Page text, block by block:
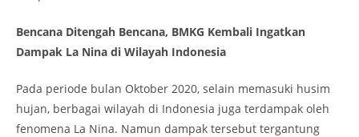
Bencana Ditengah Bencana, BMKG Kembali Ingatkan
Dampak La Nina di Wilayah Indonesia
Pada periode bulan Oktober 2020, selain memasuki husim
hujan, berbagai wilayah di Indonesia juga terdampak oleh
fenomena La Nina. Namun dampak tersebut tergantung